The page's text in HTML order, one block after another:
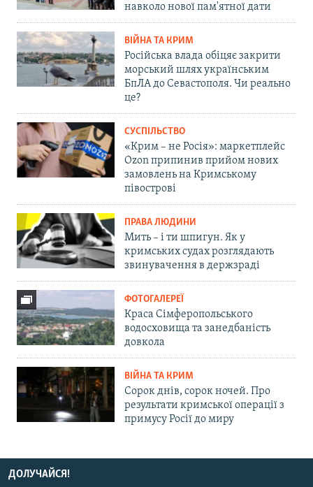
навколо нової пам'ятної дати
ВІЙНА ТА КРИМ
Російська влада обіцяє закрити
морський шлях українським
БпЛА до Севастополя. Чи реально
це?
СУСПІЛЬСТВО
«Крим – не Росія»: маркетплейс
Ozon припинив прийом нових
замовлень на Кримському
півострові
ПРАВА ЛЮДИНИ
Мить – і ти шпигун. Як у
кримських судах розглядають
звинувачення в держзраді
ФОТОГАЛЕРЕЇ
Краса Сімферопольського
водосховища та занедбаність
довкола
ВІЙНА ТА КРИМ
Сорок днів, сорок ночей. Про
результати кримської операції з
примусу Росії до миру
ДОЛУЧАЙСЯ!